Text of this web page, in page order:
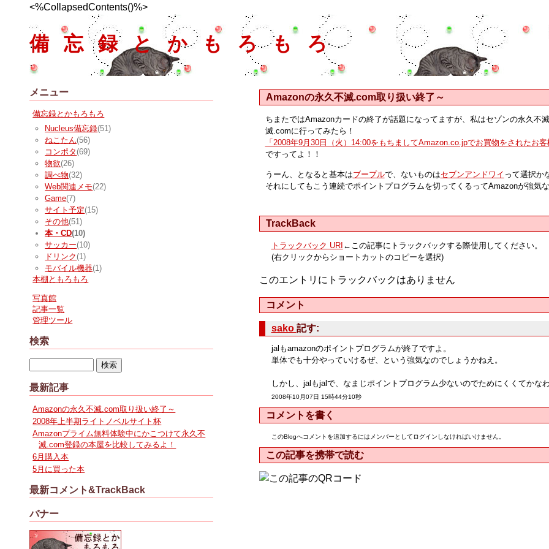
<%CollapsedContents()%>
備忘録とかもろもろ
Amazonの永久不滅.com取り扱い終了～
ちまたではAmazonカードの終了が話題になってますが、私はセゾンの永久
滅.comに行ってみたら！
「2008年9月30日（火）14:00をもちましてAmazon.co.jpでお買物をされたお
ですってよ！！
うーん、となると基本はブープルで、ないものはセブンアンドワイ って選択か
それにしてもこう連続でポイントプログラムを切ってくるってAmazonが強気
TrackBack
トラックバック URI ←この記事にトラックバックする際使用してください。
(右クリックからショートカットのコピーを選択)
このエントリにトラックバックはありません
コメント
sako 記す:
jalもamazonのポイントプログラムが終了ですよ。
単体でも十分やっていけるぜ、という強気なのでしょうかねえ。
しかし、jalもjalで、なまじポイントプログラム少ないのでためにくくてかな
2008年10月07日 15時44分10秒
コメントを書く
このBlogへコメントを追加するにはメンバーとしてログインしなければいけません。
この記事を携帯で読む
メニュー
備忘録とかもろもろ
Nucleus備忘録(51)
ねこたん(56)
コンポタ (69)
物欲(26)
調べ物(32)
Web関連メモ(22)
Game(7)
サイト予定(15)
その他(51)
本・CD(10)
サッカー(10)
ドリンク (1)
モバイル機器(1)
本棚ともろもろ
写真館
記事一覧
管理ツール
検索
最新記事
Amazonの永久不滅.com取り扱い終了～
2008年上半期ライトノベルサイト杯
Amazonプライム無料体験中にかこつけて永久不
滅.com登録の本屋を比較してみるよ！
6月購入本
5月に買った本
最新コメント&TrackBack
バナー